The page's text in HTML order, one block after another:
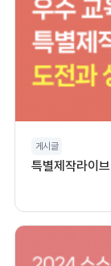
게시글
특별제작라이